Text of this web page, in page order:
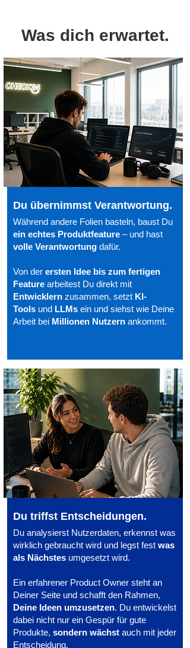
Was dich erwartet.
Du übernimmst Verantwortung.
Während andere Folien basteln, baust Du
ein echtes Produktfeature – und hast
volle Verantwortung dafür.
Von der ersten Idee bis zum fertigen
Feature arbeitest Du direkt mit
Entwicklern zusammen, setzt KI-
Tools und LLMs ein und siehst wie Deine
Arbeit bei Millionen Nutzern ankommt.
Du triffst Entscheidungen.
Du analysierst Nutzerdaten, erkennst was
wirklich gebraucht wird und legst fest was
als Nächstes umgesetzt wird.
Ein erfahrener Product Owner steht an
Deiner Seite und schafft den Rahmen,
Deine Ideen umzusetzen. Du entwickelst
dabei nicht nur ein Gespür für gute
Produkte, sondern wächst auch mit jeder
Entscheidung.